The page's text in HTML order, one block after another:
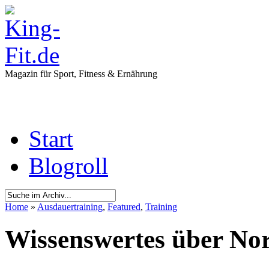
Magazin für Sport, Fitness & Ernährung
Start
Blogroll
Home » Ausdauertraining, Featured, Training
Wissenswertes über